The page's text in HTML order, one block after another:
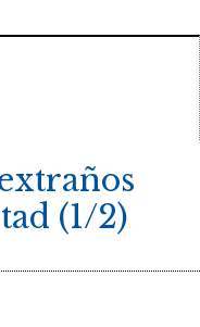
(1/2)